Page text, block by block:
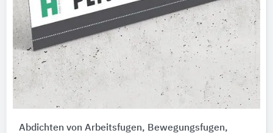
Abdichten von Arbeitsfugen, Bewegungsfugen,